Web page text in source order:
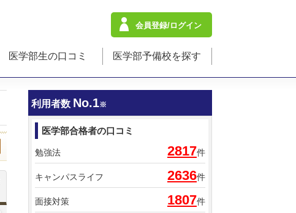
会員登録/ログイン
医学部生の口コミ 医学部予備校を探す
利用者数 No.1※
医学部合格者の口コミ
勉強法 2817件
キャンパスライフ 2636件
面接対策 1807件